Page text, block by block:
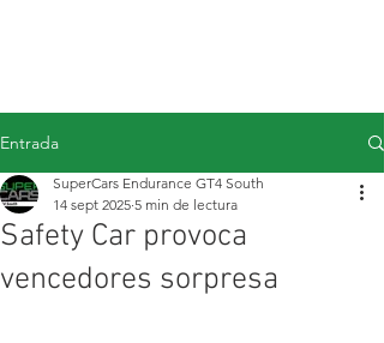
Entrada
Safety Car provoca
vencedores sorpresa
SuperCars Endurance GT4 South
14 sept 2025 5 min de lectura